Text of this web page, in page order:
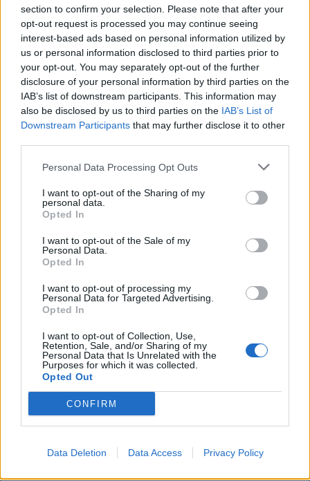
section to confirm your selection. Please note that after your
opt-out request is processed you may continue seeing
interest-based ads based on personal information utilized by
us or personal information disclosed to third parties prior to
your opt-out. You may separately opt-out of the further
disclosure of your personal information by third parties on the
IAB’s list of downstream participants. This information may
also be disclosed by us to third parties on the IAB’s List of
Downstream Participants that may further disclose it to other
Personal Data Processing Opt Outs
I want to opt-out of the Sharing of my
personal data.
Opted In
I want to opt-out of the Sale of my
Personal Data.
Opted In
I want to opt-out of processing my
Personal Data for Targeted Advertising.
Opted In
I want to opt-out of Collection, Use,
Retention, Sale, and/or Sharing of my
Personal Data that Is Unrelated with the
Purposes for which it was collected.
Opted Out
CONFIRM
Data Deletion Data Access Privacy Policy
samego początku pomaga mu w
zdobyciu Lidii, a potem uwolnieniu jej z
rąk Nerona.
Motyw zbrodni
Zbrodnia stanowi wśród elit Rzymu
powszechność. Neron doszedł do władzy,